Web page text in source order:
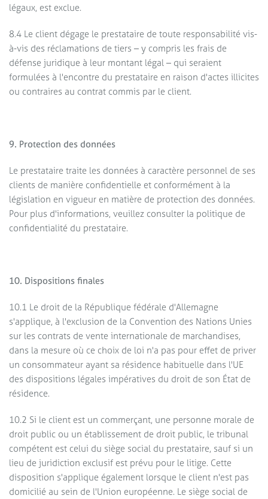
légaux, est exclue.
8.4 Le client dégage le prestataire de toute responsabilité vis-
à-vis des réclamations de tiers – y compris les frais de
défense juridique à leur montant légal – qui seraient
formulées à l'encontre du prestataire en raison d'actes illicites
ou contraires au contrat commis par le client.
9. Protection des données
Le prestataire traite les données à caractère personnel de ses
clients de manière confidentielle et conformément à la
législation en vigueur en matière de protection des données.
Pour plus d'informations, veuillez consulter la politique de
confidentialité du prestataire.
10. Dispositions finales
10.1 Le droit de la République fédérale d'Allemagne
s'applique, à l'exclusion de la Convention des Nations Unies
sur les contrats de vente internationale de marchandises,
dans la mesure où ce choix de loi n'a pas pour effet de priver
un consommateur ayant sa résidence habituelle dans l'UE
des dispositions légales impératives du droit de son État de
résidence.
10.2 Si le client est un commerçant, une personne morale de
droit public ou un établissement de droit public, le tribunal
compétent est celui du siège social du prestataire, sauf si un
lieu de juridiction exclusif est prévu pour le litige. Cette
disposition s'applique également lorsque le client n'est pas
domicilié au sein de l'Union européenne. Le siège social de